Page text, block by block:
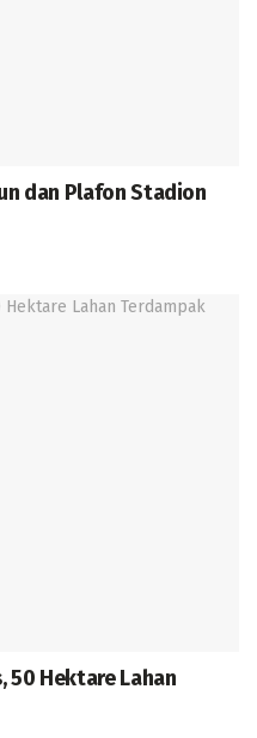
dan Plafon Stadion
50 Hektare Lahan